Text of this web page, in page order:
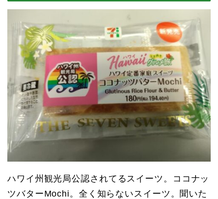
ハワイ州観光局公認されてるスイーツ。ココナッ
ツバターMochi。全く知らないスイーツ。聞いた